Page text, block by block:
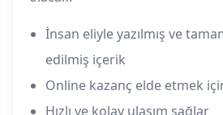
İnsan eliyle yazılmış ve
edilmiş içerik
Online kazanç elde etmek
Hızlı ve kolay ulaşım sağlar